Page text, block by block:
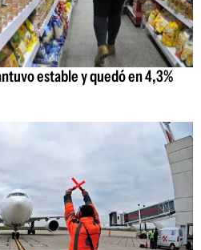
estable y quedó en 4,3%